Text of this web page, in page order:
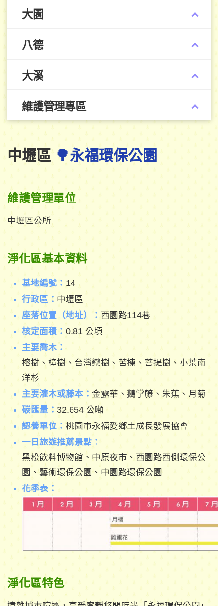
大園
八德
大溪
維護管理專區
中壢區 🌳永福環保公園
維護管理單位
中壢區公所
淨化區基本資料
基地編號： 14
行政區： 中壢區
座落位置（地址）：西園路114巷
核定面積： 0.81 公頃
主要喬木：
榕樹、樟樹、台灣欒樹、苦楝、菩提樹、小葉南
洋杉
主要灌木或藤本： 金露華、鵝掌藤、朱蕉、月菊
碳匯量： 32.654 公噸
認養單位： 桃園市永福愛鄉土成長發展協會
一日旅遊推薦景點：
黑松飲料博物館、中原夜市、西園路西側環保公
園、藝術環保公園、中園路環保公園
花季表：
淨化區特色